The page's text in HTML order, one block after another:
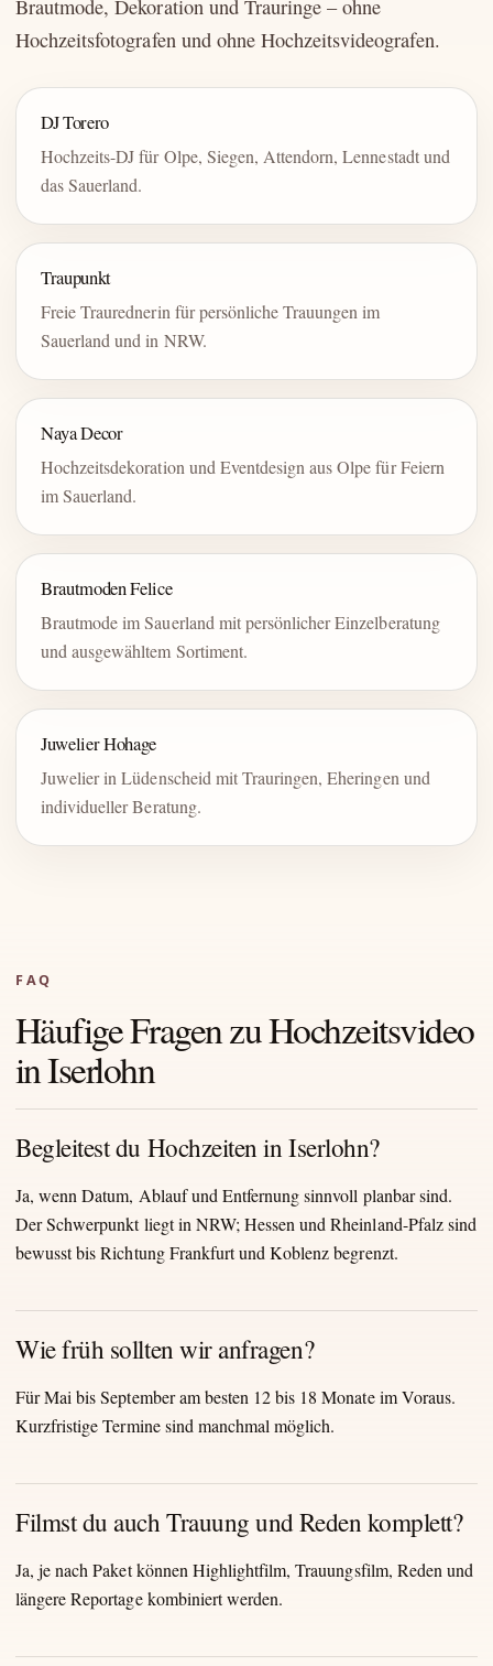
Brautmode, Dekoration und Trauringe – ohne
Hochzeitsfotografen und ohne Hochzeitsvideografen.
DJ Torero
Hochzeits-DJ für Olpe, Siegen, Attendorn, Lennestadt und
das Sauerland.
Traupunkt
Freie Traurednerin für persönliche Trauungen im
Sauerland und in NRW.
Naya Decor
Hochzeitsdekoration und Eventdesign aus Olpe für Feiern
im Sauerland.
Brautmoden Felice
Brautmode im Sauerland mit persönlicher Einzelberatung
und ausgewähltem Sortiment.
Juwelier Hohage
Juwelier in Lüdenscheid mit Trauringen, Eheringen und
individueller Beratung.
FAQ
Häufige Fragen zu Hochzeitsvideo
in Iserlohn
Begleitest du Hochzeiten in Iserlohn?
Ja, wenn Datum, Ablauf und Entfernung sinnvoll planbar sind.
Der Schwerpunkt liegt in NRW; Hessen und Rheinland-Pfalz sind
bewusst bis Richtung Frankfurt und Koblenz begrenzt.
Wie früh sollten wir anfragen?
Für Mai bis September am besten 12 bis 18 Monate im Voraus.
Kurzfristige Termine sind manchmal möglich.
Filmst du auch Trauung und Reden komplett?
Ja, je nach Paket können Highlightfilm, Trauungsfilm, Reden und
längere Reportage kombiniert werden.